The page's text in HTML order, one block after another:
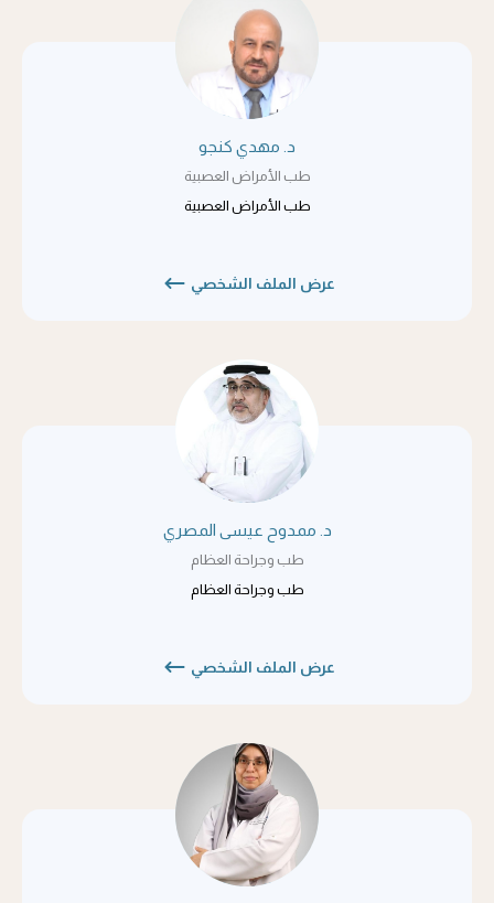
د. مهدي كنجو
طب الأمراض العصبية
طب الأمراض العصبية
عرض الملف الشخصي
د. ممدوح عيسى المصري
طب وجراحة العظام
طب وجراحة العظام
عرض الملف الشخصي